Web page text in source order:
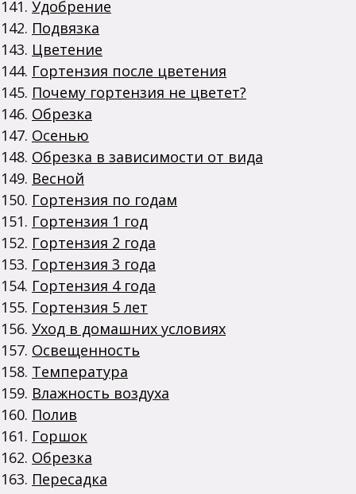
Удобрение
Подвязка
Цветение
Гортензия после цветения
Почему гортензия не цветет?
Обрезка
Осенью
Обрезка в зависимости от вида
Весной
Гортензия по годам
Гортензия 1 год
Гортензия 2 года
Гортензия 3 года
Гортензия 4 года
Гортензия 5 лет
Уход в домашних условиях
Освещенность
Температура
Влажность воздуха
Полив
Горшок
Обрезка
Пересадка